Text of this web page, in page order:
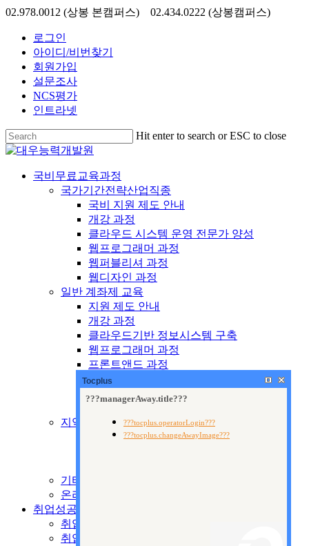
Skip
main
content
02.978.0012 (상봉 본캠퍼스) 02.434.0222 (상봉캠퍼스)
로그인
아이디/비번찾기
회원가입
설문조사
NCS평가
인트라넷
Hit enter to search or ESC to close
Close
search
Menu
국비무료교육과정
국가기간전략산업직종
국비 지원 제도 안내
개강 과정
클라우드 시스템 운영 전문가 양성
웹프로그래머 과정
웹퍼블리셔 과정
웹디자인 과정
일반 계좌제 교육
지원 제도 안내
개강 과정
클라우드기반 정보시스템 구축
웹프로그래머 과정
프론트앤드 과정
웹퍼블리셔 과정
웹디자인 과정
출판 기획 및 편집
지역산업맞춤형교육
제도 안내
기타 국비교육
온라인 수강신청
취업성공지원센터
취업지원시스템
취업안내
Tocplus